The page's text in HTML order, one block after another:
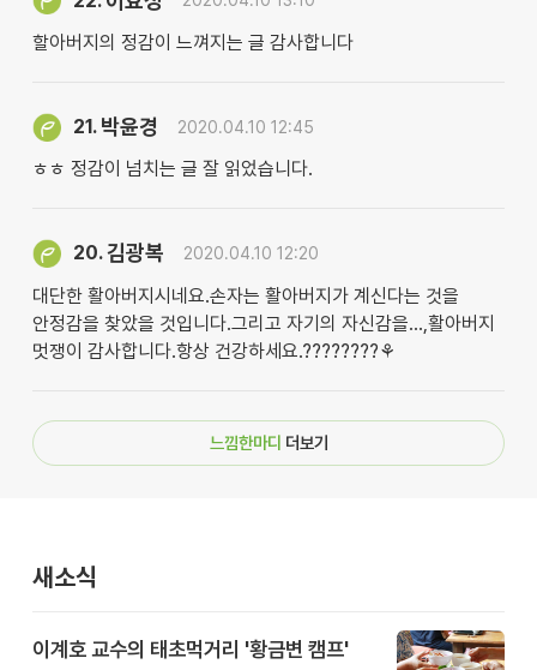
할아버지의 정감이 느껴지는 글 감사합니다
21. 박윤경 2020.04.10 12:45
ㅎㅎ 정감이 넘치는 글 잘 읽었습니다.
20.김광복 2020.04.10 12:20
대단한 활아버지시네요.손자는 활아버지가 계신다는 것을
안정감을 찾았을 것입니다.그리고 자기의 자신감을...,활아버지
멋쟁이 감사합니다.항상 건강하세요.????????⚘
느낌한마디 더보기
새소식
이계호 교수의 태초먹거리 '황금변 캠프'